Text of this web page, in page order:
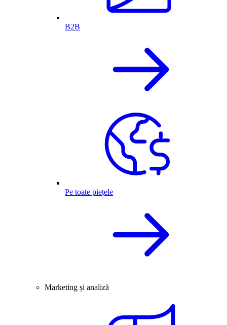
B2B
Pe toate piețele
Marketing și analiză